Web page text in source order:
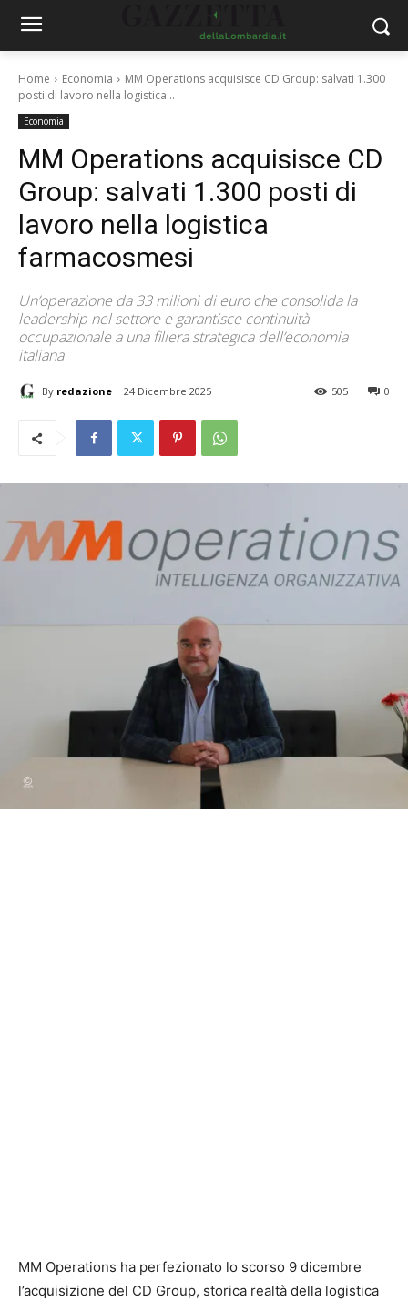
Home Economia
MM Operations acquisisce CD Group: salvati 1.300
posti di lavoro nella logistica...
Economia
MM Operations acquisisce CD
Group: salvati 1.300 posti di
lavoro nella logistica
farmacosmesi
Un’operazione da 33 milioni di euro che consolida la
leadership nel settore e garantisce continuità
occupazionale a una filiera strategica dell’economia
italiana
By redazione 24 Dicembre 2025 0
505
MM Operations ha perfezionato lo scorso 9 dicembre
l’acquisizione del CD Group, storica realtà della logistica